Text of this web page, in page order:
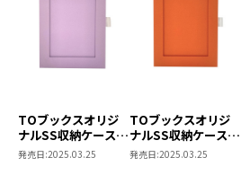
TOブックスオリジ
ナルSS収納ケース
（パープル）
発売日:2025.03.25
TOブックスオリジ
ナルSS収納ケース
（オレンジ）
発売日:2025.03.25